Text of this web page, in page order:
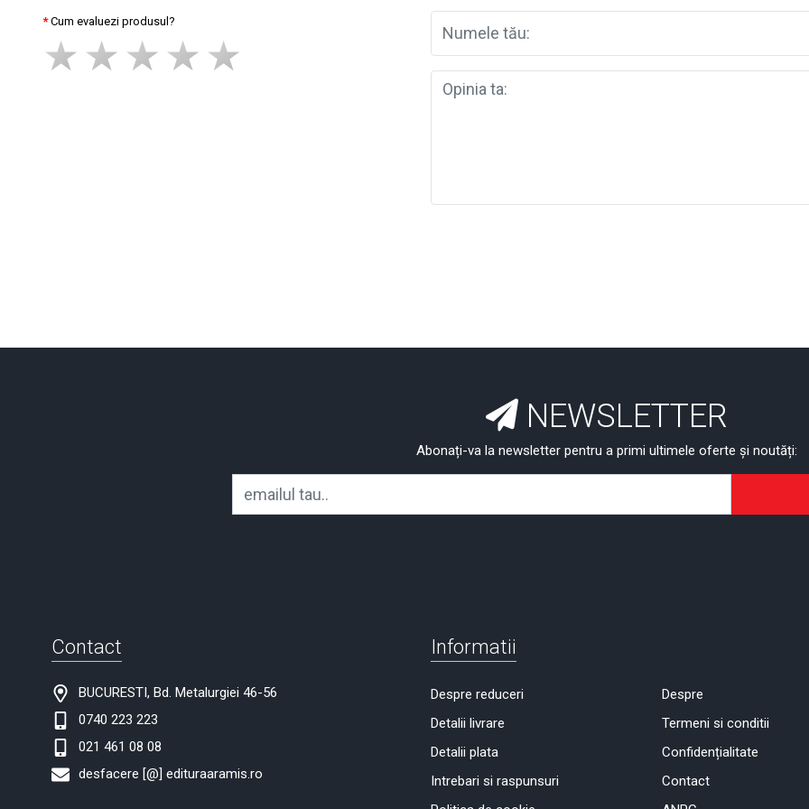
Cum evaluezi produsul?
NEWSLETTER
Abonați-va la newsletter pentru a primi ultimele oferte și noutăți:
Contact
BUCURESTI, Bd. Metalurgiei 46-56
0740 223 223
021 461 08 08
desfacere [@] edituraaramis.ro
Informatii
Despre reduceri
Detalii livrare
Detalii plata
Intrebari si raspunsuri
Despre
Termeni si conditii
Confidențialitate
Contact